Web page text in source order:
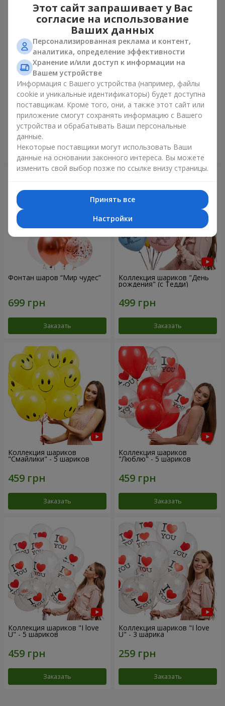
Микс гелиевых шариков
"Поздравление!"
Заказать
Коллекция шариков
"Веселый День Рождения" -
3 шарика
Заказать
Фонтан шаров “Мир чудес”
Заказать
Коллекция шариков "День
рождения" (с Тедди)
Заказать
Коллекция шариков
"Смайлики" - 5 шариков
Заказать
Коллекция шариков
"Люблю" - 5 шариков
Заказать
Коллекция шариков "I love
U" - 5 шариков
Заказать
Коллекция шариков "I love
U" - 3 шарика
Заказать
Этот сайт запрашивает у Вас
согласие на использование
Ваших данных
Персонализированная реклама и контент,
аналитика, определение эффективности
Хранение и/или доступ к информации на
Вашем устройстве
Информация с Вашего устройства (например, файлы
cookie и уникальные идентификаторы) будет доступна
поставщикам. Кроме того, они, а также этот сайт или
приложение смогут сохранять информацию с Вашего
устройства и обрабатывать Ваши персональные
данные.
Некоторые поставщики могут использовать Ваши
данные на основании законного интереса. Вы можете
изменить свой выбор позже по ссылке внизу страницы.
Принять все
Настройки